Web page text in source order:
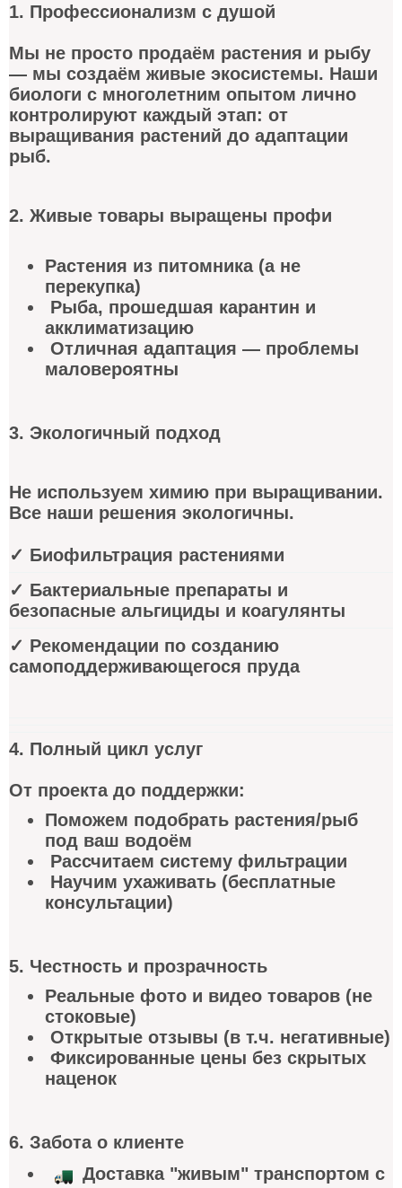
1. Профессионализм с душой
Мы не просто продаём растения и рыбу
— мы создаём живые экосистемы. Наши
биологи с многолетним опытом лично
контролируют каждый этап: от
выращивания растений до адаптации
рыб.
2. Живые товары выращены профи
Растения из питомника (а не
перекупка)
Рыба, прошедшая карантин и
акклиматизацию
Отличная адаптация — проблемы
маловероятны
3. Экологичный подход
Не используем химию при выращивании.
Все наши решения экологичны.
✓ Биофильтрация растениями
✓ Бактериальные препараты и
безопасные альгициды и коагулянты
✓ Рекомендации по созданию
самоподдерживающегося пруда
4. Полный цикл услуг
От проекта до поддержки:
Поможем подобрать растения/рыб
под ваш водоём
Рассчитаем систему фильтрации
Научим ухаживать (бесплатные
консультации)
5. Честность и прозрачность
Реальные фото и видео товаров (не
стоковые)
Открытые отзывы (в т.ч. негативные)
Фиксированные цены без скрытых
наценок
6. Забота о клиенте
Доставка "живым" транспортом с